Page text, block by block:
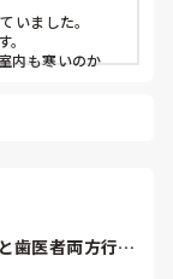
いました。
内も寒いのか
いたりするの
ナーやボタンが
歯医者両方行き